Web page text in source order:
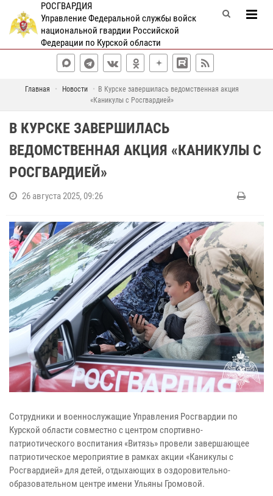
РОСГВАРДИЯ
Управление Федеральной службы войск
национальной гвардии Российской
Федерации по Курской области
Главная Новости
В Курске завершилась ведомственная акция
«Каникулы с Росгвардией»
В КУРСКЕ ЗАВЕРШИЛАСЬ
ВЕДОМСТВЕННАЯ АКЦИЯ «КАНИКУЛЫ С
РОСГВАРДИЕЙ»
26 августа 2025, 09:26
Сотрудники и военнослужащие Управления Росгвардии по
Курской области совместно с центром спортивно-
патриотического воспитания «Витязь» провели завершающее
патриотическое мероприятие в рамках акции «Каникулы с
Росгвардией» для детей, отдыхающих в оздоровительно-
образовательном центре имени Ульяны Громовой.